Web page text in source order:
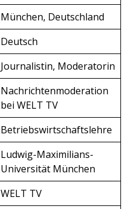
München, Deutschland
Deutsch
Journalistin, Moderatorin
Nachrichtenmoderation
bei WELT TV
Betriebswirtschaftslehre
Ludwig-Maximilians-
Universität München
WELT TV